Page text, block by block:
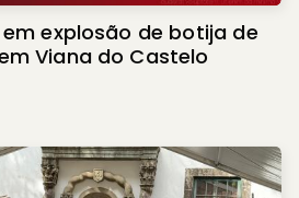
explosão de botija de
Viana do Castelo